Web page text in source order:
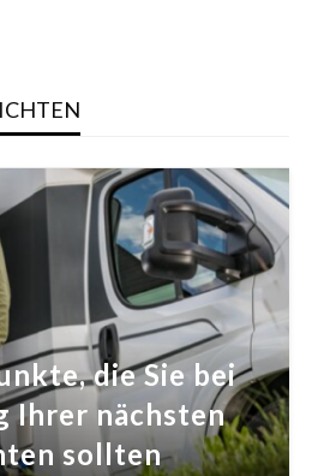
die Sie bei
Ihrer nächsten
sollten